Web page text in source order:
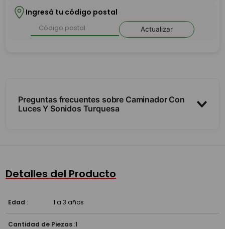
Ingresá tu código postal
Actualizar
Preguntas frecuentes sobre Caminador Con
Luces Y Sonidos Turquesa
¿Para qué edad es?
Detalles del Producto
Edad : 1 a 3 años
Cantidad de Piezas :1